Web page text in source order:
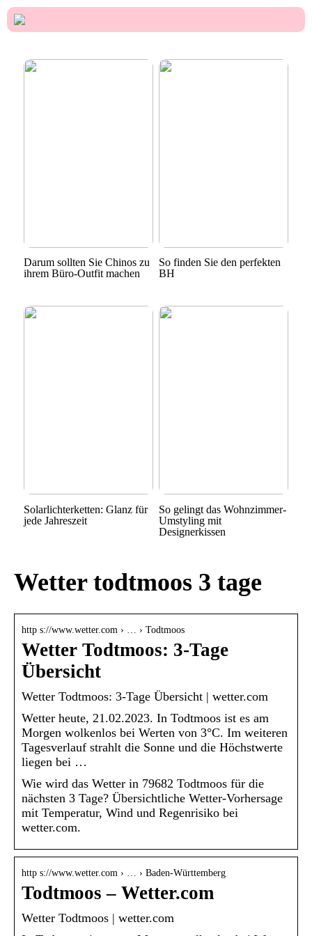
Darum sollten Sie Chinos zu
ihrem Büro-Outfit machen
So finden Sie den perfekten
BH
Solarlichterketten: Glanz für
jede Jahreszeit
So gelingt das Wohnzimmer-
Umstyling mit
Designerkissen
Wetter todtmoos 3 tage
http s://www.wetter.com › … › Todtmoos
Wetter Todtmoos: 3-Tage
Übersicht
Wetter Todtmoos: 3-Tage Übersicht | wetter.com
Wetter heute, 21.02.2023. In Todtmoos ist es am
Morgen wolkenlos bei Werten von 3°C. Im weiteren
Tagesverlauf strahlt die Sonne und die Höchstwerte
liegen bei …
Wie wird das Wetter in 79682 Todtmoos für die
nächsten 3 Tage? Übersichtliche Wetter-Vorhersage
mit Temperatur, Wind und Regenrisiko bei
wetter.com.
http s://www.wetter.com › … › Baden-Württemberg
Todtmoos – Wetter.com
Wetter Todtmoos | wetter.com